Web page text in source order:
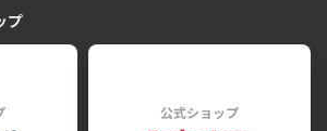
プ
公式ショップ